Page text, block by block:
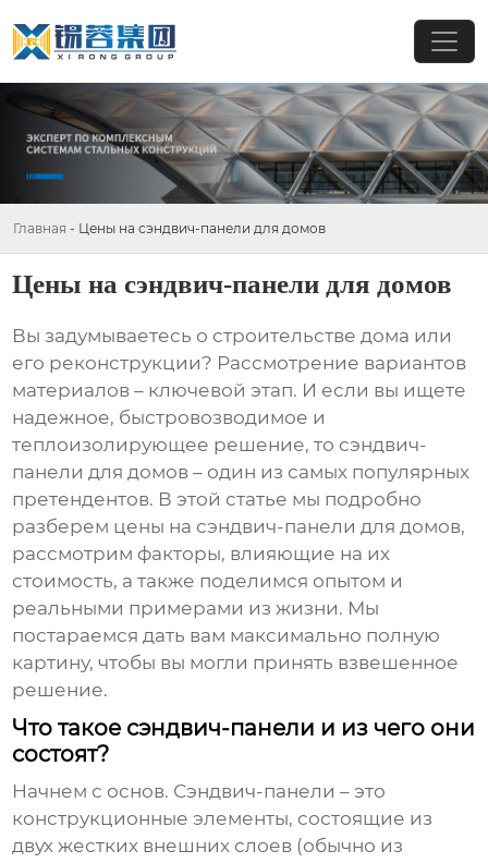
Главная - Цены на сэндвич-панели для домов
Цены на сэндвич-панели для домов
Вы задумываетесь о строительстве дома или
его реконструкции? Рассмотрение вариантов
материалов – ключевой этап. И если вы ищете
надежное, быстровозводимое и
теплоизолирующее решение, то сэндвич-
панели для домов – один из самых популярных
претендентов. В этой статье мы подробно
разберем цены на сэндвич-панели для домов,
рассмотрим факторы, влияющие на их
стоимость, а также поделимся опытом и
реальными примерами из жизни. Мы
постараемся дать вам максимально полную
картину, чтобы вы могли принять взвешенное
решение.
Что такое сэндвич-панели и из чего они
состоят?
Начнем с основ. Сэндвич-панели – это
конструкционные элементы, состоящие из
двух жестких внешних слоев (обычно из